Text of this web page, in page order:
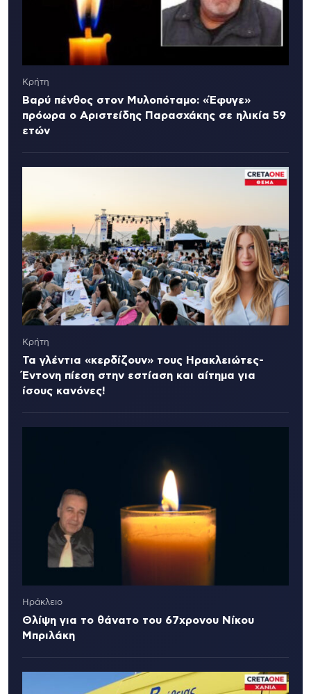
Κρήτη
Βαρύ πένθος στον Μυλοπόταμο: «Έφυγε»
πρόωρα ο Αριστείδης Παρασχάκης σε ηλικία 59
ετών
Κρήτη
Τα γλέντια «κερδίζουν» τους Ηρακλειώτες-
Έντονη πίεση στην εστίαση και αίτημα για
ίσους κανόνες!
Ηράκλειο
Θλίψη για το θάνατο του 67χρονου Νίκου
Μπριλάκη